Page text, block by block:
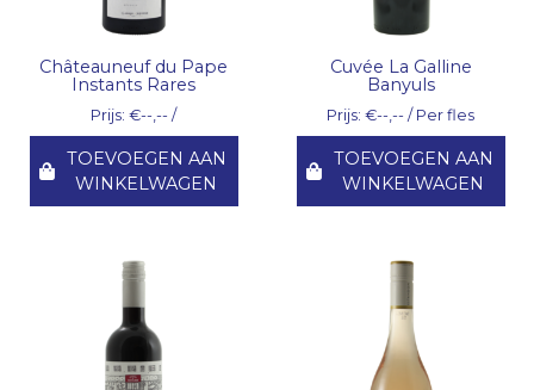
Châteauneuf du Pape
Instants Rares
Prijs: €--,-- /
TOEVOEGEN AAN
WINKELWAGEN
Cuvée La Galline
Banyuls
Prijs: €--,-- / Per fles
TOEVOEGEN AAN
WINKELWAGEN